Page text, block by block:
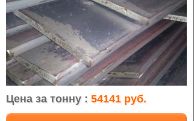
Цена за тонну : 54141 руб.